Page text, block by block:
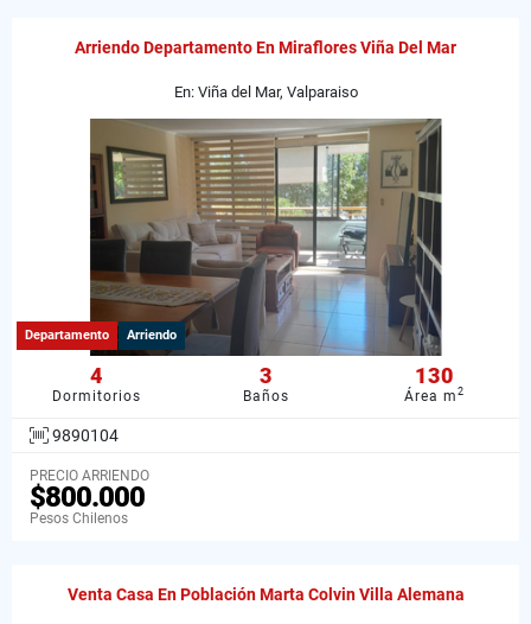
Arriendo Departamento En Miraflores Viña Del Mar
En: Viña del Mar, Valparaiso
Departamento Arriendo
4
Dormitorios
3
Baños
130
Área m2
9890104
PRECIO ARRIENDO
$800.000
Pesos Chilenos
Venta Casa En Población Marta Colvin Villa Alemana